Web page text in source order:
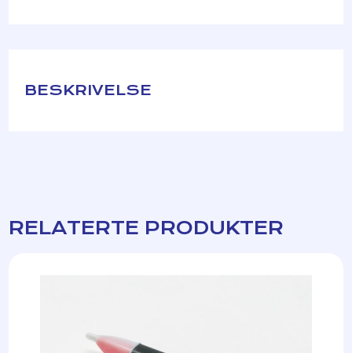
BESKRIVELSE
RELATERTE PRODUKTER